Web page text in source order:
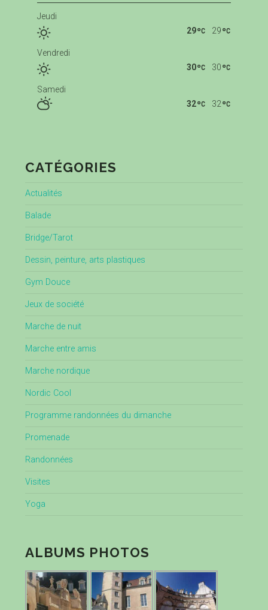
Jeudi
29
29
Vendredi
30
30
Samedi
32
32
CATÉGORIES
Actualités
Balade
Bridge/Tarot
Dessin, peinture, arts plastiques
Gym Douce
Jeux de société
Marche de nuit
Marche entre amis
Marche nordique
Nordic Cool
Programme randonnées du dimanche
Promenade
Randonnées
Visites
Yoga
ALBUMS PHOTOS